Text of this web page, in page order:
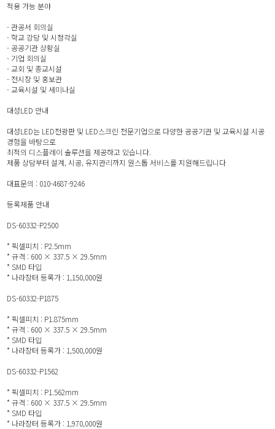
적용 가능 분야
- 관공서 회의실
- 학교 강당 및 시청각실
- 공공기관 상황실
- 기업 회의실
- 교회 및 종교시설
- 전시장 및 홍보관
- 교육시설 및 세미나실
대성LED 안내
대성LED는 LED전광판 및 LED스크린 전문기업으로 다양한 공공기관 및 교육시설 시공
경험을 바탕으로
최적의 디스플레이 솔루션을 제공하고 있습니다.
제품 상담부터 설계, 시공, 유지관리까지 원스톱 서비스를 지원해드립니다
대표문의 : 010-4687-9246
등록제품 안내
DS-60332-P2500
* 픽셀피치 : P2.5mm
* 규격 : 600 × 337.5 × 29.5mm
* SMD 타입
* 나라장터 등록가 : 1,150,000원
DS-60332-P1875
* 픽셀피치 : P1.875mm
* 규격 : 600 × 337.5 × 29.5mm
* SMD 타입
* 나라장터 등록가 : 1,500,000원
DS-60332-P1562
* 픽셀피치 : P1.562mm
* 규격 : 600 × 337.5 × 29.5mm
* SMD 타입
* 나라장터 등록가 : 1,970,000원